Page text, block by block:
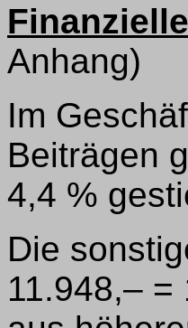
Anhang)
Im
Beiträgen
4,4 %
Die
11.948,–